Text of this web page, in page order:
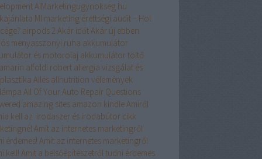
AIMarketingugynokseg.hu
MI marketing érettségi audit – Hol
airpods 2 Akár időtAkár új ebben
menyasszonyi ruha akkumulátor
és motorolaj akkumulátor töltő
alfoldi robert allergia vizsgálat és
Alles allnutrition vélemények
All Of Your Auto Repair Questions
amazing sites amazon kindleAmiről
kell az irodaszer és irodabútor cikk
Amit az internetes marketingről
érdemes! Amit az internetes marketingről
kell! Amit a belsőépítészetről tudni érdemes